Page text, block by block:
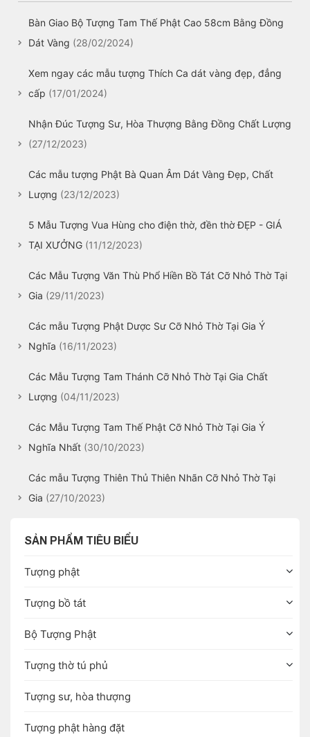
Bàn Giao Bộ Tượng Tam Thế Phật Cao 58cm Bằng Đồng
Dát Vàng (28/02/2024)
Xem ngay các mẫu tượng Thích Ca dát vàng đẹp, đẳng
cấp (17/01/2024)
Nhận Đúc Tượng Sư, Hòa Thượng Bằng Đồng Chất Lượng
(27/12/2023)
Các mẫu tượng Phật Bà Quan Âm Dát Vàng Đẹp, Chất
Lượng (23/12/2023)
5 Mẫu Tượng Vua Hùng cho điện thờ, đền thờ ĐẸP - GIÁ
TẠI XƯỞNG (11/12/2023)
Các Mẫu Tượng Văn Thù Phổ Hiền Bồ Tát Cỡ Nhỏ Thờ Tại
Gia (29/11/2023)
Các mẫu Tượng Phật Dược Sư Cỡ Nhỏ Thờ Tại Gia Ý
Nghĩa (16/11/2023)
Các Mẫu Tượng Tam Thánh Cỡ Nhỏ Thờ Tại Gia Chất
Lượng (04/11/2023)
Các Mẫu Tượng Tam Thế Phật Cỡ Nhỏ Thờ Tại Gia Ý
Nghĩa Nhất (30/10/2023)
Các mẫu Tượng Thiên Thủ Thiên Nhãn Cỡ Nhỏ Thờ Tại
Gia (27/10/2023)
SẢN PHẨM TIÊU BIỂU
Tượng phật
Tượng bồ tát
Bộ Tượng Phật
Tượng thờ tú phủ
Tượng sư, hòa thượng
Tượng phật hàng đặt